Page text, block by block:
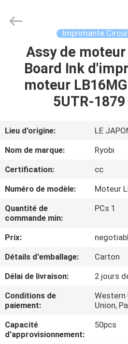
MAISON
PRODUITS
SUJET
DE
NOUS
VISITE
D'USINE
CONTRÔLE
DE
QUALITÉ
CONTACTEZ-
NOUS
Robot
Automation
Imprimante
Assy de
Board Ink
moteur
5UTR-1879
Lieu d'origine:
LE
Nom de marque:
Ryobi
Certification:
cc
Numéro de modèle:
Moteur
Quantité de
commande min:
PCs 1
Prix:
Détails d'emballage:
Carton
Délai de livraison:
2 jours
Conditions de
paiement:
Western
Union,
Capacité
d'approvisionnement:
50pcs